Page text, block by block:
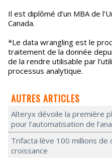
Il est diplômé d’un MBA de
Canada.
*Le data wrangling est le
traitement de la donnée
de la rendre utilisable par
processus analytique.
AUTRES ARTICLES
Alteryx dévoile la première
pour l’automatisation de
Trifacta lève 100 millions de
croissance